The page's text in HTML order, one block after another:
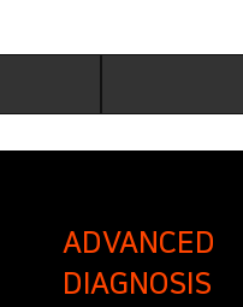
ADVANCED
DIAGNOSIS